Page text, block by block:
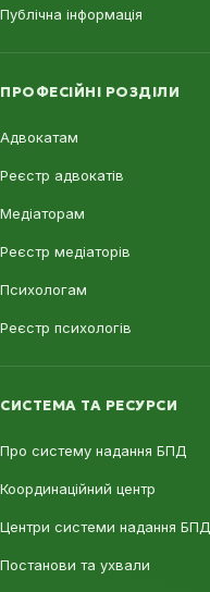
Публічна інформація
ПРОФЕСІЙНІ РОЗДІЛИ
Адвокатам
Реєстр адвокатів
Медіаторам
Реєстр медіаторів
Психологам
Реєстр психологів
СИСТЕМА ТА РЕСУРСИ
Про систему надання БПД
Координаційний центр
Центри системи надання БПД
Постанови та ухвали